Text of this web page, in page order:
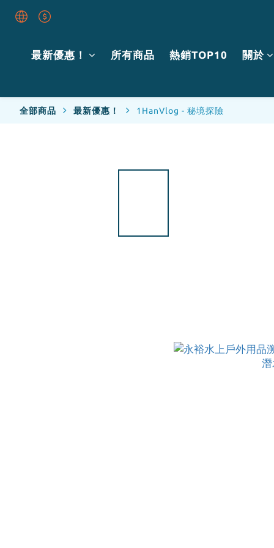
最新優惠！ 所有商品 熱銷TOP10 關於
全部商品 最新優惠！ 1HanVlog - 秘境探險